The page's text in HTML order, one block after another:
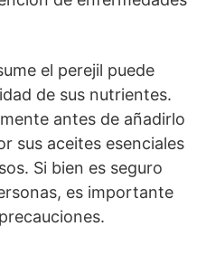
el perejil puede
de sus nutrientes.
antes de añadirlo
sus aceites esenciales
Si bien es seguro
es importante